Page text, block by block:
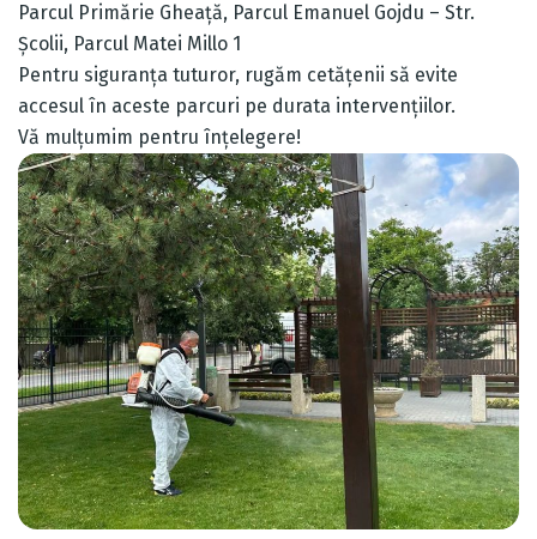
Parcul Primărie Gheață, Parcul Emanuel Gojdu – Str.
Școlii, Parcul Matei Millo 1
Pentru siguranța tuturor, rugăm cetățenii să evite
accesul în aceste parcuri pe durata intervențiilor.
Vă mulțumim pentru înțelegere!